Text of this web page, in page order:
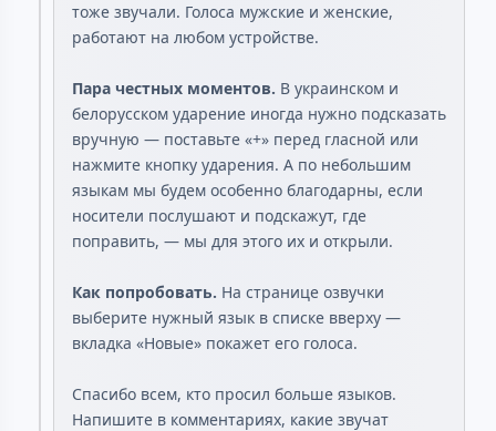
тоже звучали. Голоса мужские и женские,
работают на любом устройстве.
Пара честных моментов. В украинском и
белорусском ударение иногда нужно подсказать
вручную — поставьте «+» перед гласной или
нажмите кнопку ударения. А по небольшим
языкам мы будем особенно благодарны, если
носители послушают и подскажут, где
поправить, — мы для этого их и открыли.
Как попробовать. На странице озвучки
выберите нужный язык в списке вверху —
вкладка «Новые» покажет его голоса.
Спасибо всем, кто просил больше языков.
Напишите в комментариях, какие звучат